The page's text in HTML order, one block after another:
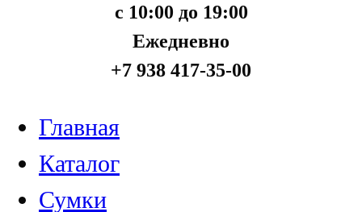
с 10:00 до 19:00
Ежедневно
+7 938 417-35-00
Главная
Каталог
Сумки